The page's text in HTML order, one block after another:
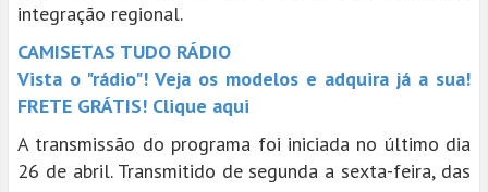
integração regional.
CAMISETAS TUDO RÁDIO
Vista o "rádio"! Veja os modelos e adquira já a sua!
FRETE GRÁTIS! Clique aqui
A transmissão do programa foi iniciada no último dia
26 de abril. Transmitido de segunda a sexta-feira, das